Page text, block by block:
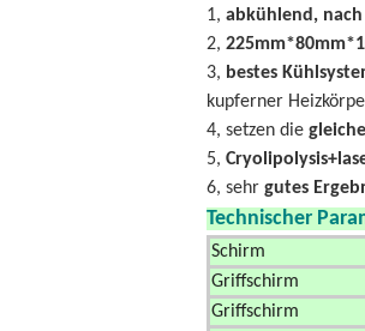
1, abkühlend,
2,
3, bestes
kupferner
4, setzen die
5,
6, sehr gutes
Technischer
Schirm
Griffschirm
Griffschirm